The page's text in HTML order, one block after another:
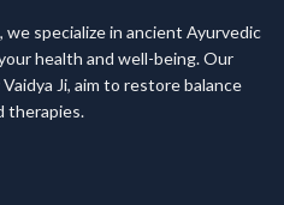
, we specialize in ancient Ayurvedic
health and well-being. Our
Ji, aim to restore balance
therapies.